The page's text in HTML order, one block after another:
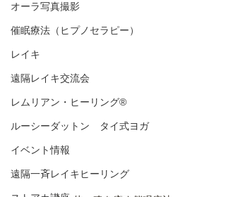
オーラ写真撮影
催眠療法（ヒプノセラピー）
レイキ
遠隔レイキ交流会
レムリアン・ヒーリング®
ルーシーダットン タイ式ヨガ
イベント情報
遠隔一斉レイキヒーリング